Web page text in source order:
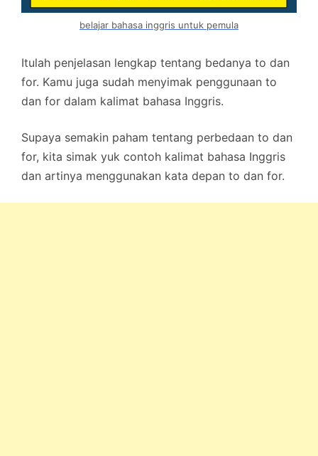
belajar bahasa inggris untuk pemula
Itulah penjelasan lengkap tentang bedanya to dan
for. Kamu juga sudah menyimak penggunaan to
dan for dalam kalimat bahasa Inggris.
Supaya semakin paham tentang perbedaan to dan
for, kita simak yuk contoh kalimat bahasa Inggris
dan artinya menggunakan kata depan to dan for.